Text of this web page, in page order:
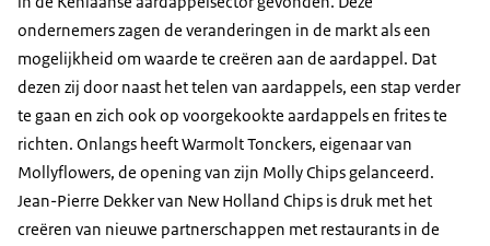
ondernemers zagen de veranderingen in de markt als een
mogelijkheid om waarde te creëren aan de aardappel. Dat
dezen zij door naast het telen van aardappels, een stap verder
te gaan en zich ook op voorgekookte aardappels en frites te
richten. Onlangs heeft Warmolt Tonckers, eigenaar van
Mollyflowers, de opening van zijn Molly Chips gelanceerd.
Jean-Pierre Dekker van New Holland Chips is druk met het
creëren van nieuwe partnerschappen met restaurants in de